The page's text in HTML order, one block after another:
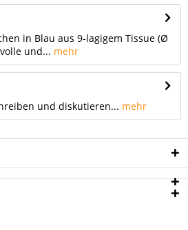
in Blau aus 9-lagigem Tissue (Ø
und... mehr
und diskutieren... mehr